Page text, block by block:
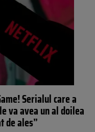
Serialul care a
va avea un al doilea
de ales”